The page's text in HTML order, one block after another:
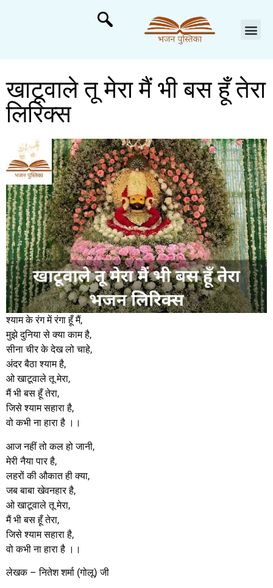
खाटूवाले तू मेरा मैं भी बस हूँ तेरा
लिरिक्स
श्याम के रंग में रंगा हूँ मैं,
मुझे दुनिया से क्या काम है,
सीना चीर के देख लो चाहे,
अंदर बैठा श्याम है,
ओ खाटूवाले तू मेरा,
मैं भी बस हूँ तेरा,
जिसे श्याम सहारा है,
वो कभी ना हारा है ।।
आज नहीं तो कल हो जानी,
मेरी नैया पार है,
लहरों की औकात ही क्या,
जब बाबा खेवनहार है,
ओ खाटूवाले तू मेरा,
मैं भी बस हूँ तेरा,
जिसे श्याम सहारा है,
वो कभी ना हारा है ।।
लेखक – नितेश शर्मा (गोलू) जी